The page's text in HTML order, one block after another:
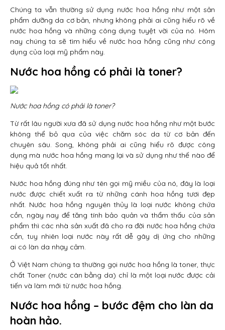
Chúng ta vẫn thường sử dụng nước hoa hồng như một sản
phẩm dưỡng da cơ bản, nhưng không phải ai cũng hiểu rõ về
nước hoa hồng và những công dụng tuyệt vời của nó. Hôm
nay chúng ta sẽ tìm hiểu về nước hoa hồng cũng như công
dụng của loại mỹ phẩm này.
Nước hoa hồng có phải là toner?
Nước hoa hồng có phải là toner?
Từ rất lâu người xưa đã sử dụng nước hoa hồng như một bước
không thể bỏ qua của việc chăm sóc da từ cơ bản đến
chuyên sâu. Song, không phải ai cũng hiểu rõ được công
dụng mà nước hoa hồng mang lại và sử dụng như thế nào để
hiệu quả tốt nhất.
Nước hoa hồng đúng như tên gọi mỹ miều của nó, đây là loại
nước được chiết xuất ra từ những cánh hoa hồng tươi đẹp
nhất. Nước hoa hồng nguyên thủy là loại nước không chứa
cồn, ngày nay để tăng tính bảo quản và thẩm thấu của sản
phẩm thì các nhà sản xuất đã cho ra đời nước hoa hồng chứa
cồn, tuy nhiên loại nước này rất dễ gây dị ứng cho những
ai có làn da nhạy cảm.
Ở Việt Nam chúng ta thường gọi nước hoa hồng là toner, thực
chất Toner (nước cân bằng da) chỉ là một loại nước được cải
tiến và làm mới từ nước hoa hồng.
Nước hoa hồng – bước đệm cho làn da
hoàn hảo.